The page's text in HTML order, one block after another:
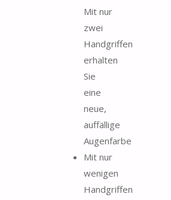
Mit nur
zwei
Handgriffen
erhalten
Sie
eine
neue,
auffällige
Augenfarbe
Mit nur
wenigen
Handgriffen